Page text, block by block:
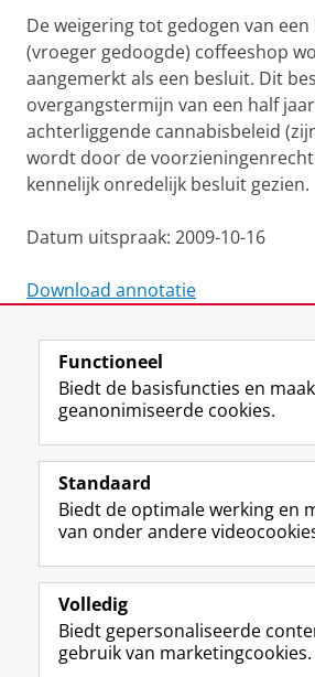
De weigering tot gedogen van
(vroeger gedoogde) coffeeshop
aangemerkt als een besluit. Dit
overgangstermijn van een half
achterliggende cannabisbeleid
wordt door de
kennelijk onredelijk besluit gezien.
Datum uitspraak: 2009-10-16
Download annotatie
Laatst gewijzigd: 27 februari 2025
Volg de RUG
F
a
e
b
o
p
a
L
i
k
e
I
-
p
Studiekiezers
Alumni
Over ons
Functioneel
Biedt de basisfuncties en
geanonimiseerde cookies.
Standaard
Biedt de optimale werking en
van onder andere
Volledig
Biedt gepersonaliseerde
gebruik van marketingcookies.